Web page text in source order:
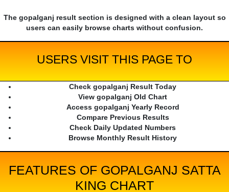
The gopalganj result section is designed with a clean layout so
users can easily browse charts without confusion.
USERS VISIT THIS PAGE TO
Check gopalganj Result Today
View gopalganj Old Chart
Access gopalganj Yearly Record
Compare Previous Results
Check Daily Updated Numbers
Browse Monthly Result History
FEATURES OF GOPALGANJ SATTA
KING CHART